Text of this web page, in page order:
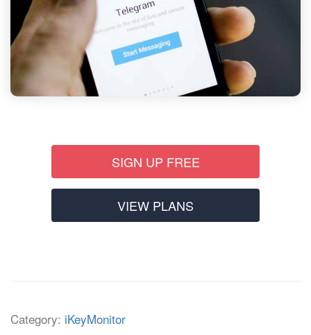
SIGN UP FREE
VIEW PLANS
Category: iKeyMonitor